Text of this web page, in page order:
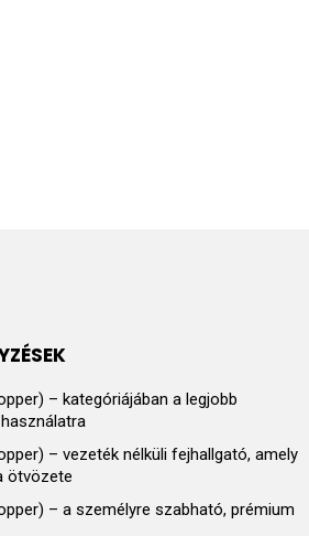
– kategóriájában a legjobb
– vezeték nélküli fejhallgató, amely
ötvözete
– a személyre szabható, prémium